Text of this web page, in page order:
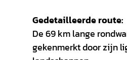
Gedetailleerde route:
De 69 km lange
gekenmerkt door zijn